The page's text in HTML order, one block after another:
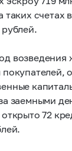
счетах
возведения
заемными
72